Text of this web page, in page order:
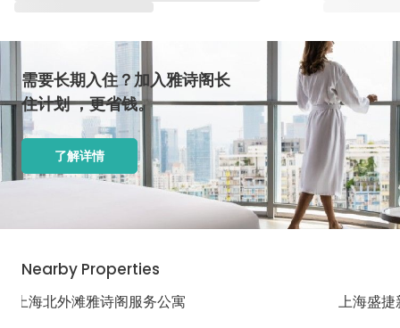
需要长期入住？加入雅诗阁长
住计划 ，更省钱。
了解详情
Nearby Properties
上海北外滩雅诗阁服务公寓 上海盛